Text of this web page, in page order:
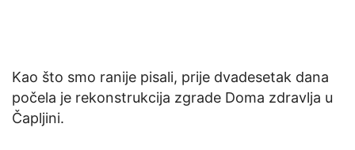
Kao što smo ranije pisali, prije dvadesetak dana
počela je rekonstrukcija zgrade Doma zdravlja u
Čapljini.